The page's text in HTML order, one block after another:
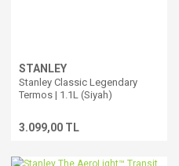
STANLEY
Stanley Classic Legendary
Termos | 1.1L (Siyah)
3.099,00 TL